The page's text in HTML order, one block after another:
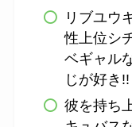
リブユウ
性上位シ
ベギャル
じが好き!!
彼を持ち